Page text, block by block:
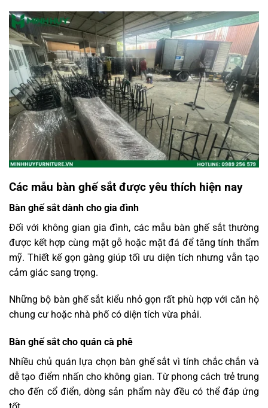
Các mẫu bàn ghế sắt được yêu thích hiện nay
Bàn ghế sắt dành cho gia đình
Đối với không gian gia đình, các mẫu bàn ghế sắt thường
được kết hợp cùng mặt gỗ hoặc mặt đá để tăng tính thẩm
mỹ. Thiết kế gọn gàng giúp tối ưu diện tích nhưng vẫn tạo
cảm giác sang trọng.
Những bộ bàn ghế sắt kiểu nhỏ gọn rất phù hợp với căn hộ
chung cư hoặc nhà phố có diện tích vừa phải.
Bàn ghế sắt cho quán cà phê
Nhiều chủ quán lựa chọn bàn ghế sắt vì tính chắc chắn và
dễ tạo điểm nhấn cho không gian. Từ phong cách trẻ trung
cho đến cổ điển, dòng sản phẩm này đều có thể đáp ứng